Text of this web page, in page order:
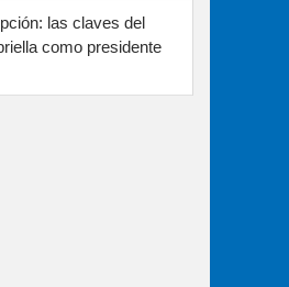
las claves del
como presidente